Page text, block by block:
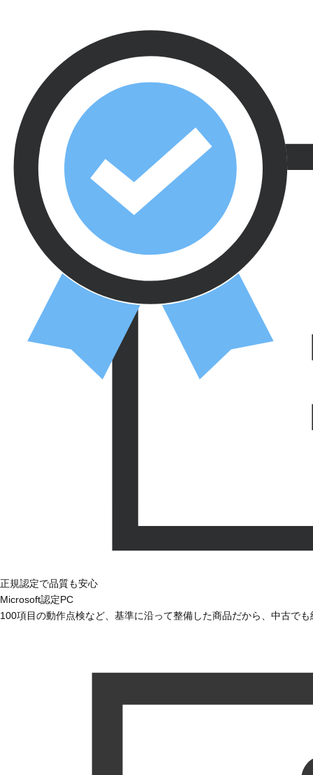
正規認定で品質も安心
Microsoft認定PC
100項目の動作点検など、基準に沿って整備した商品だから、中古で